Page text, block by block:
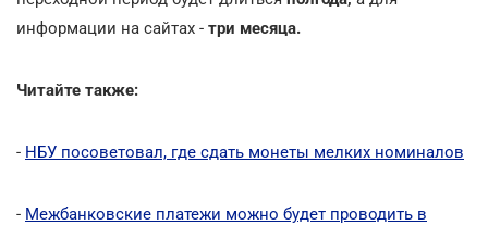
информации на сайтах - три месяца.
Читайте также:
- НБУ посоветовал, где сдать монеты мелких номиналов
- Межбанковские платежи можно будет проводить в